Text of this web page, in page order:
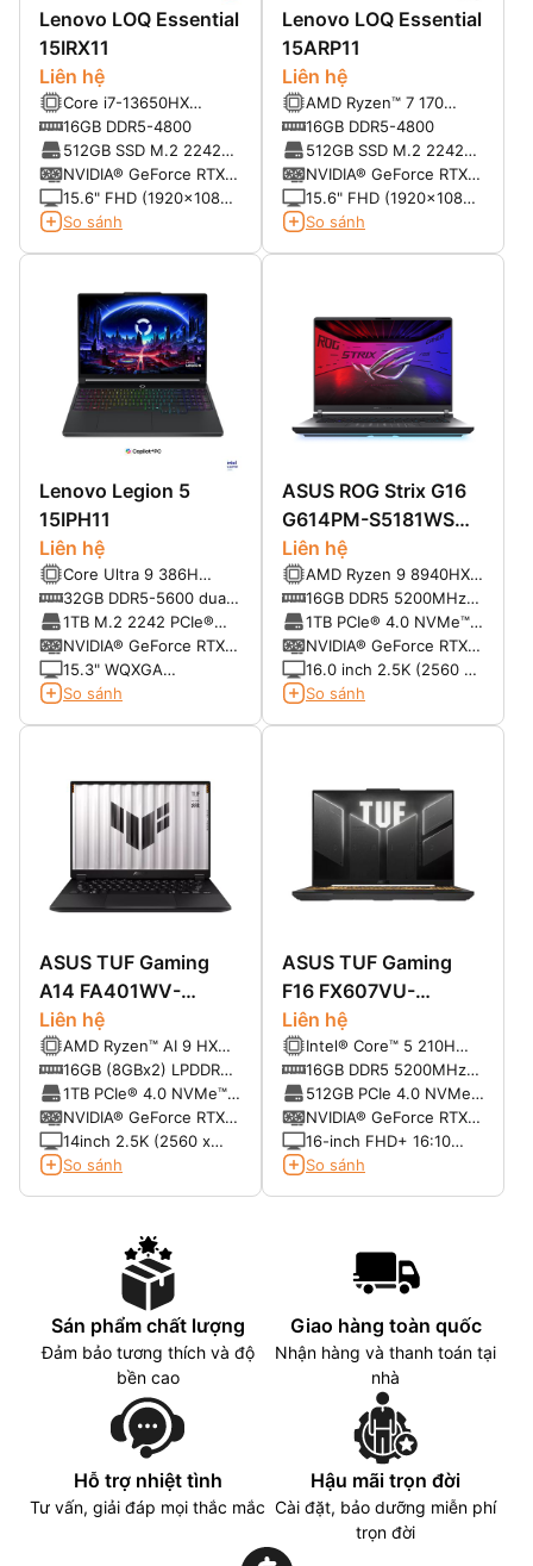
Lenovo LOQ Essential
15IRX11
Liên hệ
Core i7-13650HX
(14C/20T, up to
4.96GHz, 24MB)
16GB DDR5-4800
512GB SSD M.2 2242
PCIe® 4.0 NVMe®
NVIDIA® GeForce RTX
5060 8GB GDDR7
15.6" FHD (1920x1080)
Non-touch IPS 300nits
So sánh
Lenovo LOQ Essential
15ARP11
Liên hệ
AMD Ryzen™ 7 170
(8C/16T, up to
4.75GHz, 20MB)
16GB DDR5-4800
512GB SSD M.2 2242
PCIe® 4.0 NVMe®
NVIDIA® GeForce RTX
5060 8GB GDDR7
15.6" FHD (1920x1080)
Non-touch IPS 300nits
So sánh
Lenovo Legion 5
15IPH11
Liên hệ
Core Ultra 9 386H
(16C/16T, up to
4.9GHz, 18MB)
32GB DDR5-5600 dual-
channel capable
1TB M.2 2242 PCIe®
NVMe®, PCIe® 4.0 SSD
NVIDIA® GeForce RTX
5060 8GB GDDR7
15.3" WQXGA
(2560x1600) OLED
165Hz
So sánh
ASUS ROG Strix G16
G614PM-S5181WS
(Ryzen™ 9-8940HX |
16GB | 1TB | RTX
5060 8GB | 16.0 inch
WQXGA 240Hz | Win
11 | Xám)
Liên hệ
AMD Ryzen 9 8940HX
(2.40Hz up to 5.3GHz,
64MB Cache)
16GB DDR5 5200MHz
SO-DIMM (2 slots, up
to 64GB)
1TB PCIe® 4.0 NVMe™
M.2 SSD
NVIDIA® GeForce RTX™
5060 8GB GDDR7
16.0 inch 2.5K (2560 x
1600, WQXGA) 16:10,
So sánh
ASUS TUF Gaming
A14 FA401WV-
RG062WS (Ryzen™ AI
9 HX 370 | 16GB | 1TB
| RTX 4060 | 14inch
2.5K 165Hz | Win 11 |
Office | Xám)
Liên hệ
AMD Ryzen™ AI 9 HX
370 (2.00GHz up to
5.10GHz, 24MB Cache)
16GB (8GBx2) LPDDR5X
7500MHz Onboard
(Không thể nâng cấp)
1TB PCIe® 4.0 NVMe™
M.2 SSD (Còn trống 1
khe SSD M.2 PCIE)
NVIDIA® GeForce RTX™
4060 8GB GDDR6
14inch 2.5K (2560 x
1600, WQXGA) 16:10,
So sánh
ASUS TUF Gaming
F16 FX607VU-
RL045W (Core 5
210H | 16GB | 512GB
| RTX 4050 | 16 inch
WUXGA | Win 11 |
Xám)
Liên hệ
Intel® Core™ 5 210H
(2.20GHz up to
4.80GHz, 12MB Cache)
16GB DDR5 5200MHz
(2 x SO-DIMM slots, up
to 64GB)
512GB PCIe 4.0 NVMe
M.2 SSD
NVIDIA® GeForce RTX™
4050 6GB GDDR6
16-inch FHD+ 16:10
(1920 x 1200, WUXGA);
So sánh
Sán phẩm chất lượng
Đảm bảo tương thích và độ
bền cao
Giao hàng toàn quốc
Nhận hàng và thanh toán tại
nhà
Hỗ trợ nhiệt tình
Tư vấn, giải đáp mọi thắc mắc
Hậu mãi trọn đời
Cài đặt, bảo dưỡng miễn phí
trọn đời